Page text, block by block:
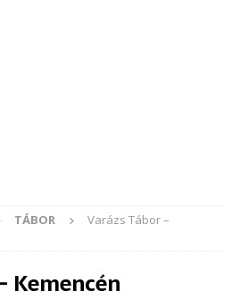
TÁBOR
Varázs Tábor –
Kemencén